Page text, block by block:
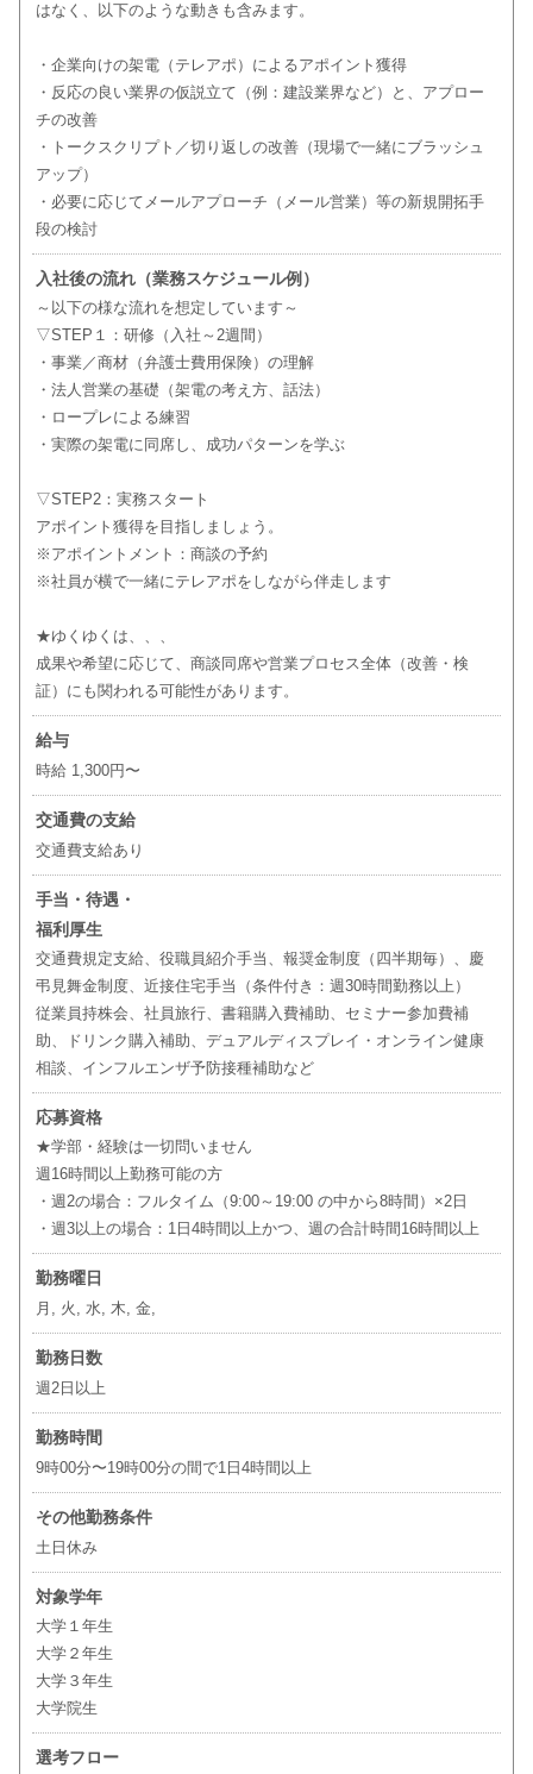
はなく、以下のような動きも含みます。
・企業向けの架電（テレアポ）によるアポイント獲得
・反応の良い業界の仮説立て（例：建設業界など）と、アプロー
チの改善
・トークスクリプト／切り返しの改善（現場で一緒にブラッシュ
アップ）
・必要に応じてメールアプローチ（メール営業）等の新規開拓手
段の検討
入社後の流れ（業務スケジュール例）
～以下の様な流れを想定しています～
▽STEP１：研修（入社～2週間）
・事業／商材（弁護士費用保険）の理解
・法人営業の基礎（架電の考え方、話法）
・ロープレによる練習
・実際の架電に同席し、成功パターンを学ぶ
▽STEP2：実務スタート
アポイント獲得を目指しましょう。
※アポイントメント：商談の予約
※社員が横で一緒にテレアポをしながら伴走します
★ゆくゆくは、、、
成果や希望に応じて、商談同席や営業プロセス全体（改善・検
証）にも関われる可能性があります。
給与
時給 1,300円〜
交通費の支給
交通費支給あり
手当・待遇・
福利厚生
交通費規定支給、役職員紹介手当、報奨金制度（四半期毎）、慶
弔見舞金制度、近接住宅手当（条件付き：週30時間勤務以上）
従業員持株会、社員旅行、書籍購入費補助、セミナー参加費補
助、ドリンク購入補助、デュアルディスプレイ・オンライン健康
相談、インフルエンザ予防接種補助など
応募資格
★学部・経験は一切問いません
週16時間以上勤務可能の方
・週2の場合：フルタイム（9:00～19:00 の中から8時間）×2日
・週3以上の場合：1日4時間以上かつ、週の合計時間16時間以上
勤務曜日
月, 火, 水, 木, 金,
勤務日数
週2日以上
勤務時間
9時00分〜19時00分の間で1日4時間以上
その他勤務条件
土日休み
対象学年
大学１年生
大学２年生
大学３年生
大学院生
選考フロー